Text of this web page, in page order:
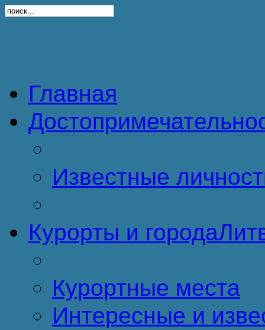
Главная
Известные
Курорты и города
Курортные места
Интересные и